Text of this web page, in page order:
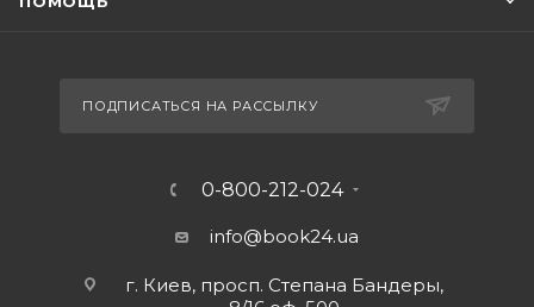
ПОДПИСАТЬСЯ НА РАССЫЛКУ
0-800-212-024
info@book24.ua
г. Киев, просп. Степана Бандеры,